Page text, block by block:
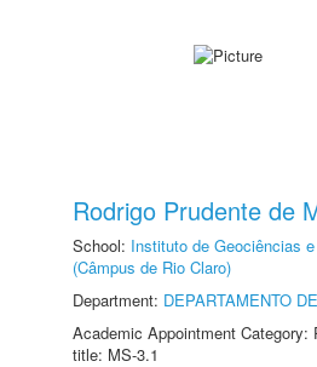
Rodrigo Prudente de
School: Instituto de Geociências
(Câmpus de Rio Claro)
Department: DEPARTAMENTO
Academic Appointment Category:
title: MS-3.1